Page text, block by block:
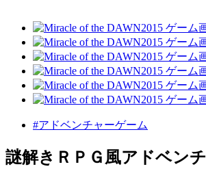
#アドベンチャーゲーム
謎解きＲＰＧ風アドベン